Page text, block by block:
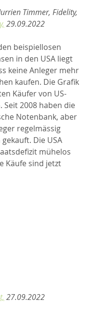
Timmer, Fidelity,
29.09.2022
beispiellosen
in den USA liegt
keine Anleger mehr
kaufen. Die Grafik
Käufer von US-
Seit 2008 haben die
Notenbank, aber
regelmässig
Die USA
mühelos
Käufe sind jetzt
27.09.2022